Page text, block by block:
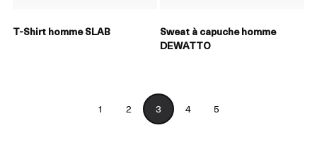
T-Shirt homme SLAB
Sweat à capuche homme
DEWATTO
1 2 3 4 5